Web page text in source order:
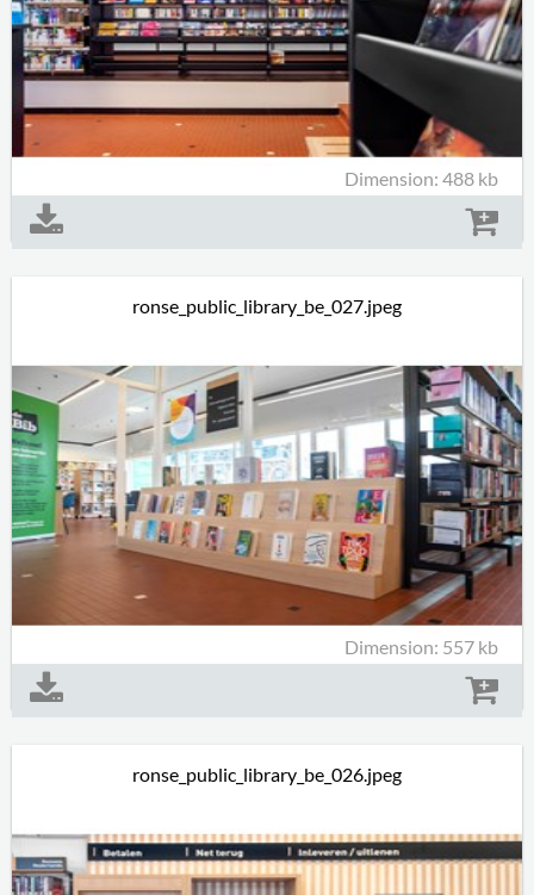
Dimension: 488 kb
ronse_public_library_be_027.jpeg
Dimension: 557 kb
ronse_public_library_be_026.jpeg